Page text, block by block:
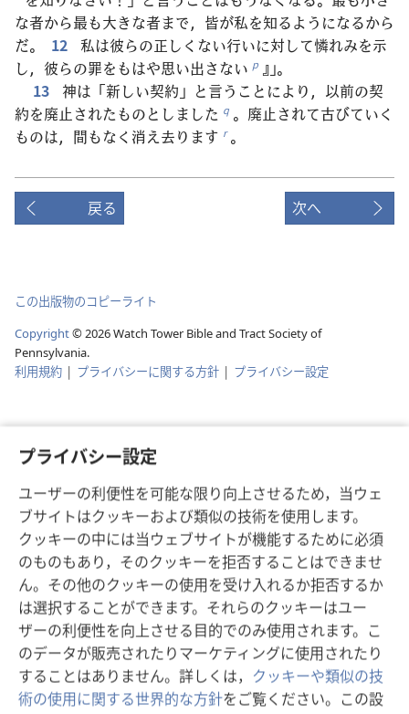
プライバシー設定
ユーザーの利便性を可能な限り向上させるため，当ウェ
ブサイトはクッキーおよび類似の技術を使用します。
クッキーの中には当ウェブサイトが機能するために必須
のものもあり，そのクッキーを拒否することはできませ
ん。その他のクッキーの使用を受け入れるか拒否するか
は選択することができます。それらのクッキーはユー
ザーの利便性を向上させる目的でのみ使用されます。こ
のデータが販売されたりマーケティングに使用されたり
することはありません。詳しくは， クッキーや類似の技
術の使用に関する世界的な方針をご覧ください。この設
な者から最も大きな者まで，皆が私を知るようになるから
だ。
12
私は彼らの正しくない行いに対して憐れみを示
し，彼らの罪をもはや思い出さない p 』」。
13
神は「新しい契約」と言うことにより，以前の契
約を廃止されたものとしました q 。廃止されて古びていく
ものは，間もなく消え去ります r 。
戻る 次へ
この出版物のコピーライト
Copyright© 2026Watch Tower Bible and Tract Society of
Pennsylvania.
利用規約 | プライバシーに関する方針 | プライバシー設定